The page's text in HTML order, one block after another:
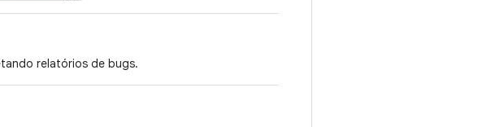
relatórios de bugs.